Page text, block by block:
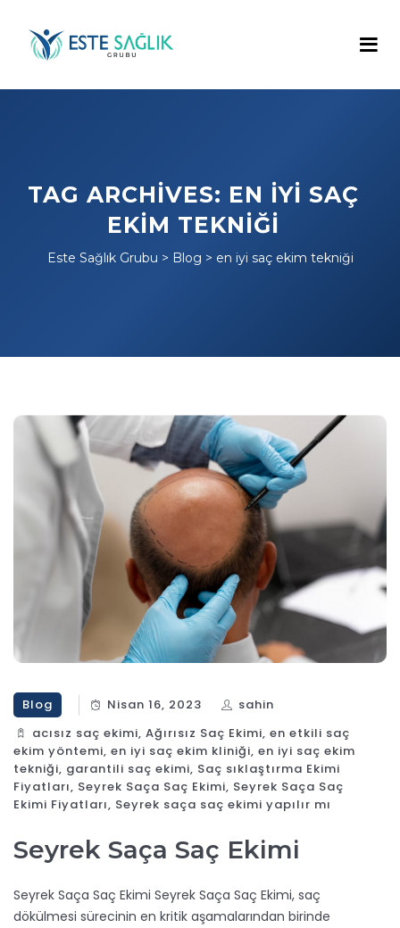
TAG ARCHIVES: EN IYI SAÇ
EKIM TEKNIĞI
Este Sağlık Grubu > Blog > en iyi saç ekim tekniği
Blog Nisan 16, 2023
sahin
acısız saç ekimi, Ağırısız Saç Ekimi, en etkili saç
ekim yöntemi, en iyi saç ekim kliniği, en iyi saç ekim
tekniği, garantili saç ekimi, Saç sıklaştırma Ekimi
Fiyatları, Seyrek Saça Saç Ekimi, Seyrek Saça Saç
Ekimi Fiyatları, Seyrek saça saç ekimi yapılır mı
Seyrek Saça Saç Ekimi
Seyrek Saça Saç Ekimi Seyrek Saça Saç Ekimi, saç
dökülmesi sürecinin en kritik aşamalarından birinde